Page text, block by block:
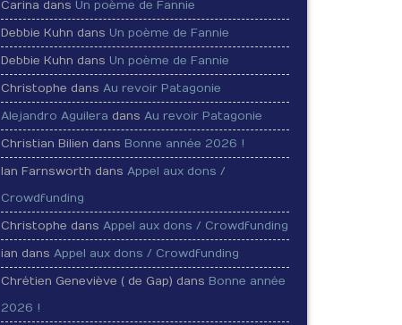
Carina dans Un poème de Fannie
Debbie Kuhn dans Un poème de Fannie
Debbie Kuhn dans Un poème de Fannie
Christophe dansAu revoir Patagonie
Alejandro Aguilera dansAu revoir Patagonie
Christian Bilien dans Bonne année 2026 !
Ian Farnsworth dansAppel aux dons /
Crowdfunding
Christophe dansAppel aux dons / Crowdfunding
ian dansAppel aux dons / Crowdfunding
Chrétien Geneviève ( de Gap) dans Bonne année
2026 !